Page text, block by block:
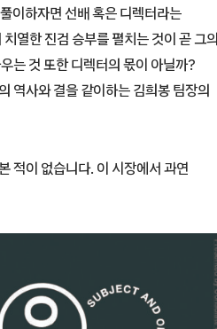
이하자면 선배 혹은 디렉터라는
열한 진검 승부를 펼치는 것이 곧 그의
는 것 또한 디렉터의 몫이 아닐까?
역사와 결을 같이하는 김희봉 팀장의
적이 없습니다. 이 시장에서 과연